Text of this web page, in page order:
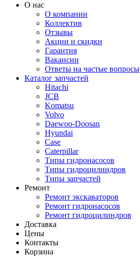
О нас
О компании
Коллектив
Отзывы
Акции и скидки
Гарантия
Вакансии
Ответы на частые вопросы
Каталог запчастей
Hitachi
JCB
Komatsu
Volvo
Daewoo-Doosan
Hyundai
Case
Caterpillar
Типы гидронасосов
Типы гидроцилиндров
Типы запчастей
Ремонт
Ремонт экскаваторов
Ремонт гидронасосов
Ремонт гидроцилиндров
Доставка
Цены
Контакты
Корзина